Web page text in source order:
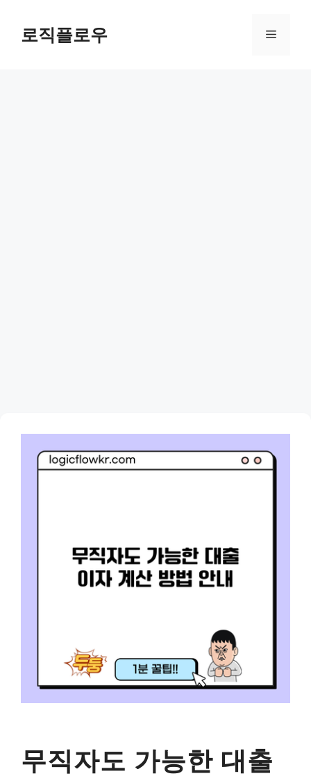
content로직플로우 Menu
무직자도 가능한 대출